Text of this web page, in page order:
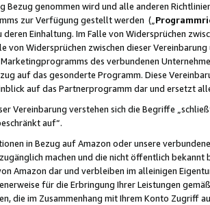
Bezug genommen wird und alle anderen
zur Verfügung gestellt werden („
Einhaltung. Im Falle von Widersprüchen
von Widersprüchen zwischen dieser
des verbundenen
auf das gesonderte Programm. Diese
auf das Partnerprogramm dar und ersetzt
Vereinbarung verstehen sich die Begriffe
auf“.
in Bezug auf Amazon oder unsere
machen und die nicht öffentlich
Amazon dar und verbleiben im alleinigen
für die Erbringung Ihrer Leistungen
die im Zusammenhang mit Ihrem Konto